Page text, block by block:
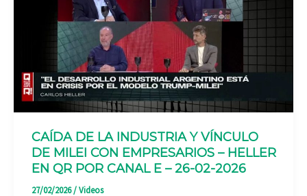
CAÍDA DE LA INDUSTRIA Y VÍNCULO
DE MILEI CON EMPRESARIOS – HELLER
EN QR POR CANAL E – 26-02-2026
27/02/2026/Videos